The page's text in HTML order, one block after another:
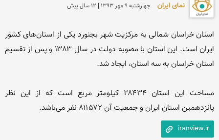
نمای ایران چهارشنبه 9 مهر 1393 | 12 سال پیش
پانزدهمین استان ایران و جمعیت آن ۸۱۱۵۷۲ نفر می‌باشد.
iranview.ir